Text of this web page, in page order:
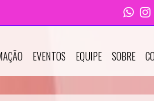
EVENTOS EQUIPE SOBRE